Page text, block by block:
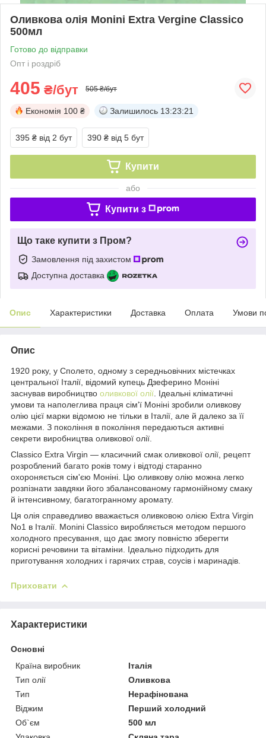
Оливкова олія Monini Extra Vergine Classico
500мл
Готово до відправки
Опт і роздріб
405 ₴/бут 505 ₴/бут
Економія 100 ₴ Залишилось 13:23:21
395 ₴ від 2 бут 390 ₴ від 5 бут
Купити
або
Купити з
Що таке купити з Пром?
Замовлення під захистом
Доступна доставка
Опис Характеристики Доставка Оплата Умови
Опис
1920 року, у Сполето, одному з середньовічних містечках
центральної Італії, відомий купець Дзеферино Моніні
заснував виробництво оливкової олії . Ідеальні кліматичні
умови та наполеглива праця сім'ї Моніні зробили оливкову
олію цієї марки відомою не тільки в Італії, але й далеко за її
межами. З покоління в покоління передаються активні
секрети виробництва оливкової олії.
Classico Extra Virgin — класичний смак оливкової олії, рецепт
розроблений багато років тому і відтоді старанно
охороняється сім'єю Моніні. Цю оливкову олію можна легко
розпізнати завдяки його збалансованому гармонійному смаку
й інтенсивному, багатогранному аромату.
Ця олія справедливо вважається оливковою олією Extra Virgin
No1 в Італії. Monini Classico виробляється методом першого
холодного пресування, що дає змогу повністю зберегти
корисні речовини та вітаміни. Ідеально підходить для
приготування холодних і гарячих страв, соусів і маринадів.
Приховати
Характеристики
Основні
Країна виробник
Італія
Тип олії
Оливкова
Тип
Нерафінована
Віджим
Перший холодний
Об`єм
500 мл